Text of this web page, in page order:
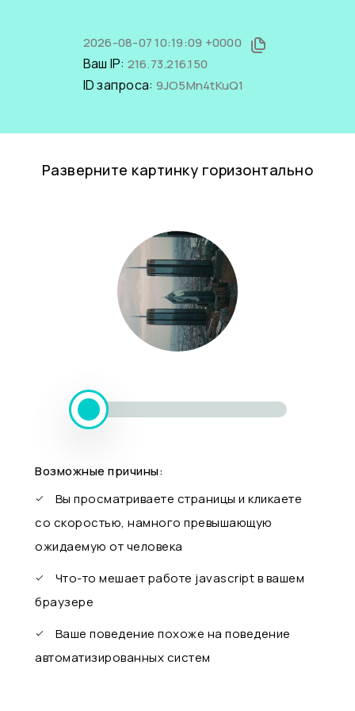
2026-08-07 10:19:09 +0000
Ваш IP: 216.73.216.150
ID запроса: 9JO5Mn4tKuQ1
Разверните картинку горизонтально
Возможные причины:
Вы просматриваете страницы и кликаете
со скоростью, намного превышающую
ожидаемую от человека
Что-то мешает работе javascript в вашем
браузере
Ваше поведение похоже на поведение
автоматизированных систем